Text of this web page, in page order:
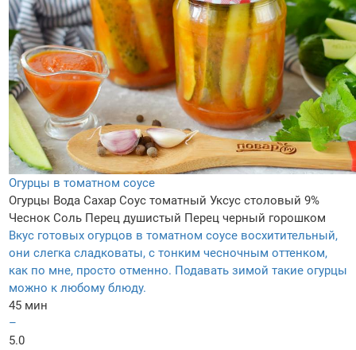
Огурцы в томатном соусе
Огурцы Вода Сахар Соус томатный Уксус столовый 9%
Чеснок Соль Перец душистый Перец черный горошком
Вкус готовых огурцов в томатном соусе восхитительный,
они слегка сладковаты, с тонким чесночным оттенком,
как по мне, просто отменно. Подавать зимой такие огурцы
можно к любому блюду.
45 мин
–
5.0